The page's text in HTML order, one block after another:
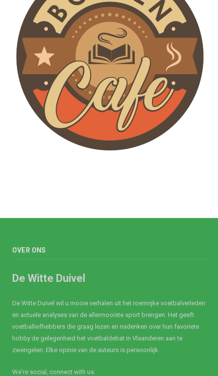
OVER ONS
De Witte Duivel
De Witte Duivel wil u mooie verhalen uit het roemrijke voetbalverleden
en actuele analyses van de allermooiste sport brengen. Het geeft
voetballiefhebbers die graag lezen en nadenken over hun favoriete
hobby de gelegenheid het voetbaldebat in Vlaanderen aan te
zwengelen. Elke opinie van de auteurs is persoonlijk.
We're social, connect with us: